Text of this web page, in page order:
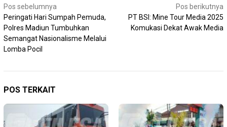
Navigasi
pos
Pos sebelumnya
Peringati Hari Sumpah Pemuda,
Polres Madiun Tumbuhkan
Semangat Nasionalisme Melalui
Lomba Pocil
Pos berikutnya
PT BSI: Mine Tour Media 2025
Komukasi Dekat Awak Media
POS TERKAIT